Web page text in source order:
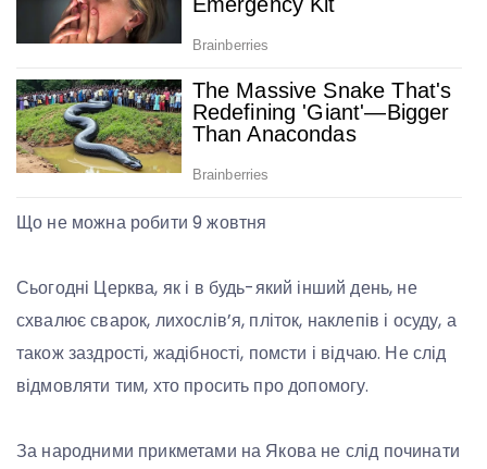
Що не можна робити 9 жовтня
Сьогодні Церква, як і в будь-який інший день, не
схвалює сварок, лихослів’я, пліток, наклепів і осуду, а
також заздрості, жадібності, помсти і відчаю. Не слід
відмовляти тим, хто просить про допомогу.
За народними прикметами на Якова не слід починати